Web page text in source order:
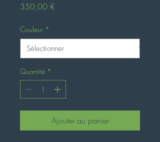
350,00 €
Couleur *
Quantité *
Ajouter au panier